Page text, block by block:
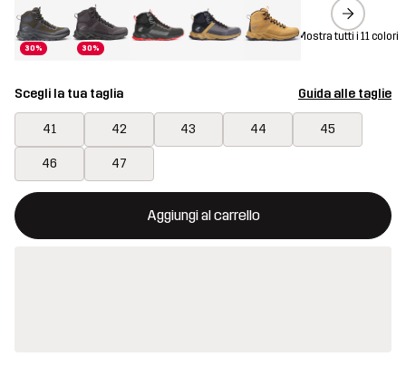
30% 30%
Mostra tutti i 11 colori
Scegli la tua taglia Guida alle taglie
41 42 43 44 45
46 47
Aggiungi al carrello
Questo tasto aprirà una finestra modale per confermare un
{{size}} non disponibile